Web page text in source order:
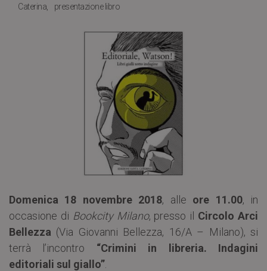
Caterina
presentazione libro
Domenica 18 novembre 2018, alle ore 11.00, in
occasione di Bookcity Milano, presso il Circolo Arci
Bellezza (Via Giovanni Bellezza, 16/A – Milano), si
terrà l’incontro “Crimini in libreria. Indagini
editoriali sul giallo”